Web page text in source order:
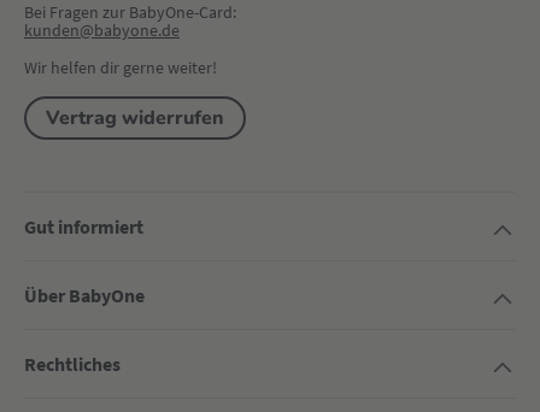
Bei Fragen zur BabyOne-Card:
kunden@babyone.de
Wir helfen dir gerne weiter!
Vertrag widerrufen
Gut informiert
Über BabyOne
Rechtliches